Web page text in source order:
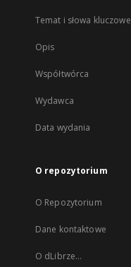
Temat i słowa kluczowe
Opis
Współtwórca
Wydawca
Data wydania
O repozytorium
O Repozytorium
Dane kontaktowe
O dLibrze...